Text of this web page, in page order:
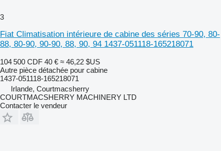
3
Fiat Climatisation intérieure de cabine des séries 70-90, 80-
88, 80-90, 90-90, 88, 90, 94 1437-051118-165218071
104 500 CDF 40 € ≈ 46,22 $US
Autre pièce détachée pour cabine
1437-051118-165218071
Irlande, Courtmacsherry
COURTMACSHERRY MACHINERY LTD
Contacter le vendeur